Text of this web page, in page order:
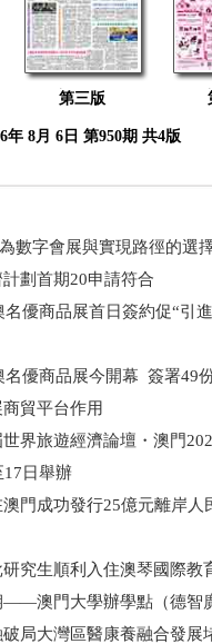
第三版
年 8月 6日 第950期 共4版
數字會展與實現路徑的選
劃首期20申請符合
名優商品展首日簽約促“引
名優商品展今開幕 簽署49
貿平台作用
界旅遊經濟論壇・澳門
17日舉辦
門成功發行25億元離岸人
究生順利入住澳琴國際教
——澳門大學辦學點（德智
局大灣區醫康養融合發展